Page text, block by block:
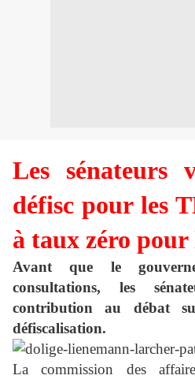
Les sénateurs
défisc pour les
à taux zéro
Avant que le
consultations, les
contribution au débat
défiscalisation.
La commission des